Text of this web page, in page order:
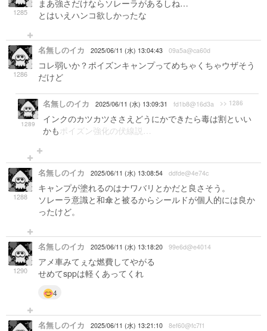
1285
まあ強さだけならソレーラがあるしね…
とはいえハンコ欲しかったな
1286
名無しのイカ 2025/06/11 (水) 13:04:43 09a5a@ca60d
コレ弱いか？ポイズンキャンプってめちゃくちゃウザそう
だけど
1289
名無しのイカ 2025/06/11 (水) 13:09:31 fd1b8@16d3a >> 1286
インクのカツカツささえどうにかできたら毒は割といい
かもポイズン強化の伏線説…
1288
名無しのイカ 2025/06/11 (水) 13:08:54 ddfde@4e74c
キャンプが塗れるのはナワバリとかだと良さそう。
ソレーラ意識と和傘と被るからシールドが個人的には良か
ったけど。
1290
名無しのイカ 2025/06/11 (水) 13:18:20 99e6d@e4014
アメ車みてぇな燃費してやがる
せめてsppは軽くあってくれ
4
名無しのイカ 2025/06/11 (水) 13:21:10 8ef60@fc7f1